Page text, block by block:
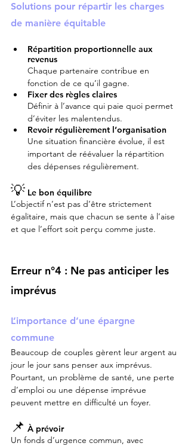
Solutions pour répartir les charges
de manière équitable
Répartition proportionnelle aux
revenus
Chaque partenaire contribue en
fonction de ce qu’il gagne.
Fixer des règles claires
Définir à l’avance qui paie quoi permet
d’éviter les malentendus.
Revoir régulièrement l’organisation
Une situation financière évolue, il est
important de réévaluer la répartition
des dépenses régulièrement.
💡 Le bon équilibre
L’objectif n’est pas d’être strictement
égalitaire, mais que chacun se sente à l’aise
et que l’effort soit perçu comme juste.
Erreur n°4 : Ne pas anticiper les
imprévus
L’importance d’une épargne
commune
Beaucoup de couples gèrent leur argent au
jour le jour sans penser aux imprévus.
Pourtant, un problème de santé, une perte
d’emploi ou une dépense imprévue
peuvent mettre en difficulté un foyer.
📌 À prévoir
Un fonds d’urgence commun, avec